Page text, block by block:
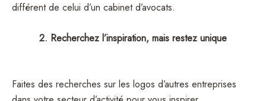
différent de celui d’un cabinet d’avocats.
2. Recherchez l’inspiration, mais restez unique
Faites des recherches sur les logos d’autres entreprises